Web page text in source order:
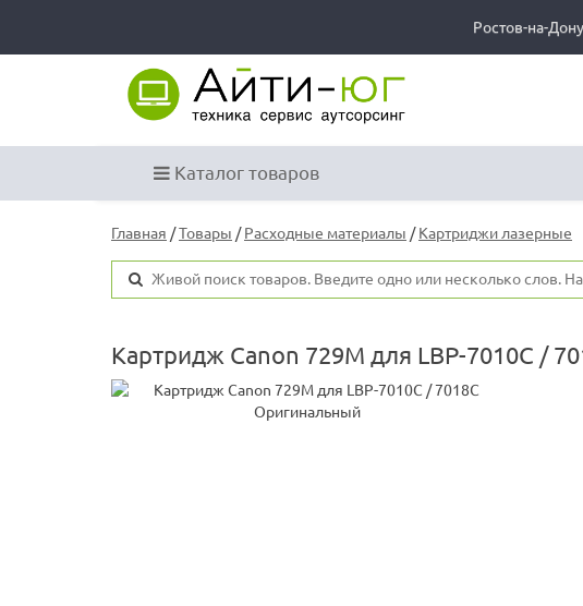
Ростов-на-Дону
Каталог товаров
Главная /Товары /Расходные материалы /Картриджи лазерные
Картридж Canon 729M для LBP-7010C /